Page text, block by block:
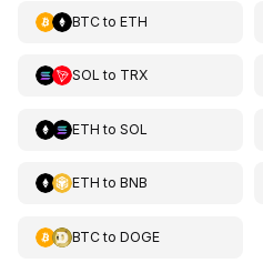
BTCto ETH
SOL to TRX
ETH to SOL
ETH to BNB
BTCto DOGE